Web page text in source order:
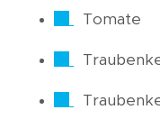
Tomate